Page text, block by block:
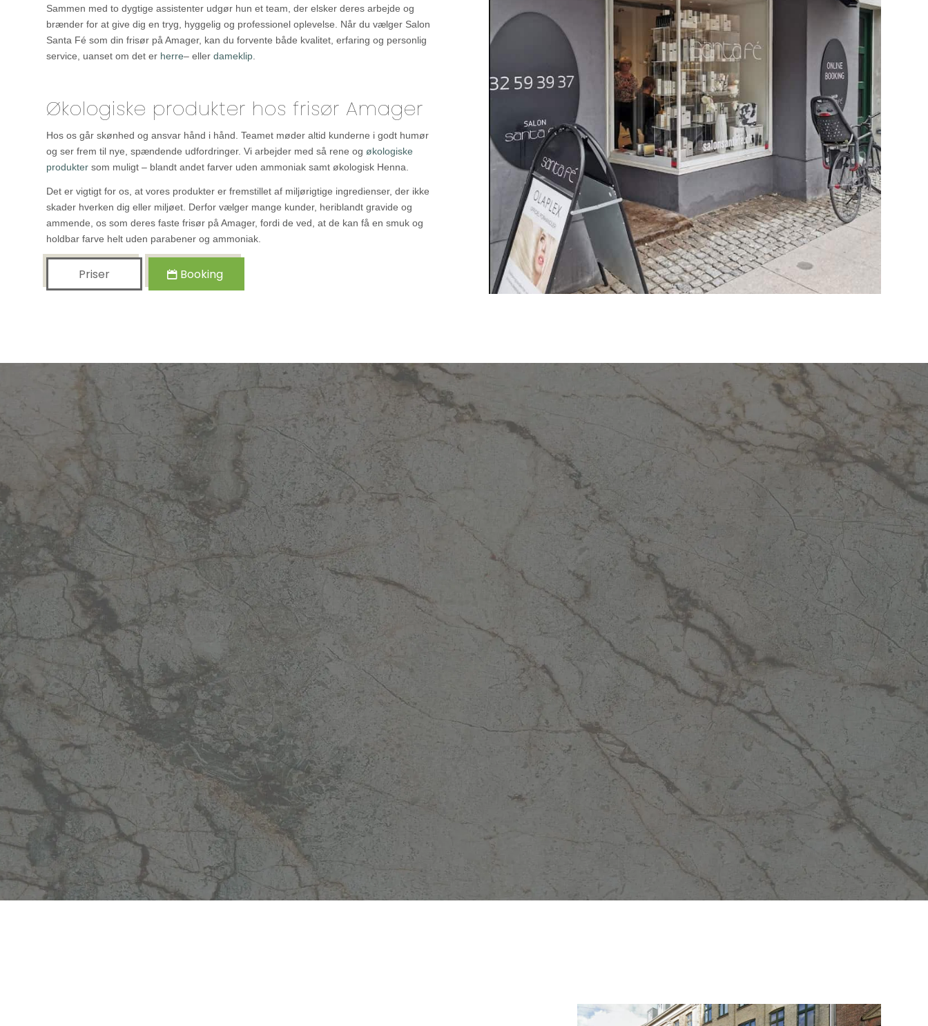
Sammen med to dygtige assistenter udgør hun et team, der elsker deres arbejde og
brænder for at give dig en tryg, hyggelig og professionel oplevelse. Når du vælger Salon
Santa Fé som din frisør på Amager, kan du forvente både kvalitet, erfaring og personlig
service, uanset om det er herre– ellerdameklip
Økologiske produkter hos frisør Amager
Hos os går skønhed og ansvar hånd i hånd. Teamet møder altid kunderne i godt humør
og ser frem til nye, spændende udfordringer. Vi arbejder med så rene og økologiske
produkter som muligt – blandt andet farver uden ammoniak samt økologisk Henna.
Det er vigtigt for os, at vores produkter er fremstillet af miljørigtige ingredienser, der ikke
skader hverken dig eller miljøet. Derfor vælger mange kunder, heriblandt gravide og
ammende, os som deres faste frisør på Amager, fordi de ved, at de kan få en smuk og
holdbar farve helt uden parabener og ammoniak.
Priser Booking